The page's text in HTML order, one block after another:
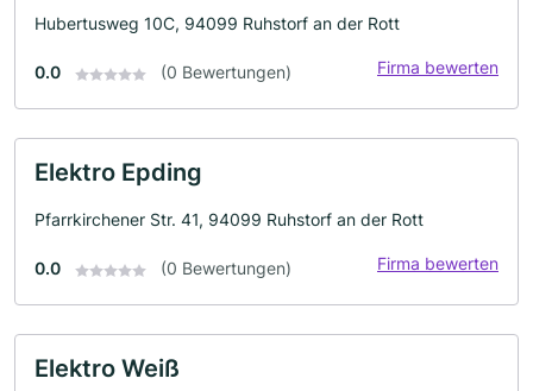
Hubertusweg 10C, 94099 Ruhstorf an der Rott
0.0 (0 Bewertungen) Firma bewerten
Elektro Epding
Pfarrkirchener Str. 41, 94099 Ruhstorf an der Rott
0.0 (0 Bewertungen) Firma bewerten
Elektro Weiß